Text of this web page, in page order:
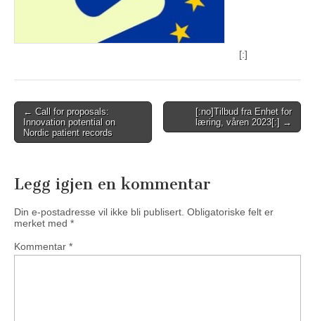
[:]
Post
navigation
← Call for proposals:
Innovation potential on
Nordic patient records
[:no]Tilbud fra Enhet for
læring, våren 2023[:] →
Legg igjen en kommentar
Din e-postadresse vil ikke bli publisert. Obligatoriske felt er
merket med *
Kommentar *